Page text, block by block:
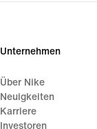
Unternehmen
Über Nike
Neuigkeiten
Karriere
Investoren